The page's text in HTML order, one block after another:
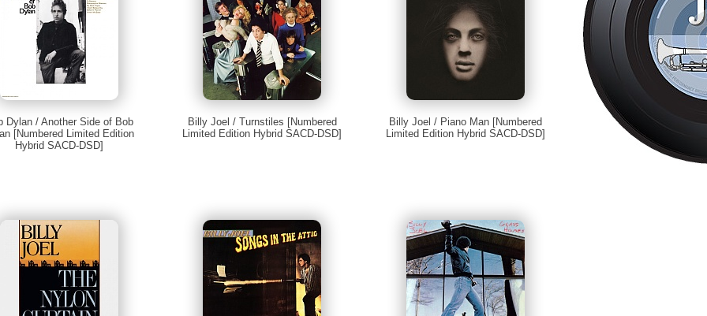
Dylan / Another Side of Bob
[Numbered Limited Edition
Hybrid SACD-DSD]
Billy Joel / Turnstiles [Numbered
Limited Edition Hybrid SACD-DSD]
Billy Joel / Piano Man [Numbered
Limited Edition Hybrid SACD-DSD]